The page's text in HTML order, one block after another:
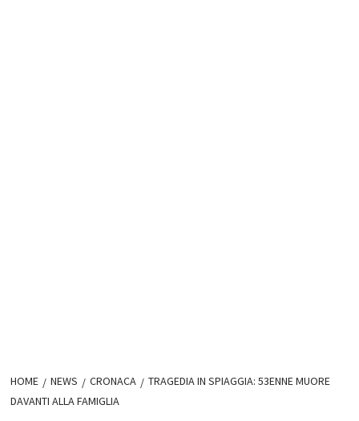
HOME NEWS CRONACA
TRAGEDIA IN SPIAGGIA: 53ENNE MUORE
DAVANTI ALLA FAMIGLIA